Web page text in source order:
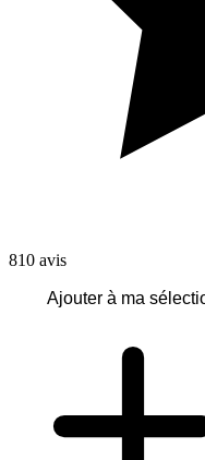
810 avis
Ajouter à ma